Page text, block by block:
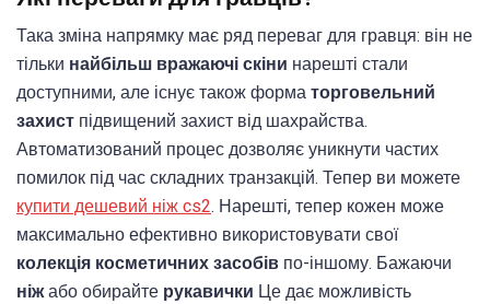
Така зміна напрямку має ряд переваг для гравця: він не
тільки найбільш вражаючі скіни нарешті стали
доступними, але існує також форма торговельний
захист підвищений захист від шахрайства.
Автоматизований процес дозволяє уникнути частих
помилок під час складних транзакцій. Тепер ви можете
купити дешевий ніж cs2. Нарешті, тепер кожен може
максимально ефективно використовувати свої
колекція косметичних засобів по-іншому. Бажаючи
ніжабо обирайте рукавички Це дає можливість